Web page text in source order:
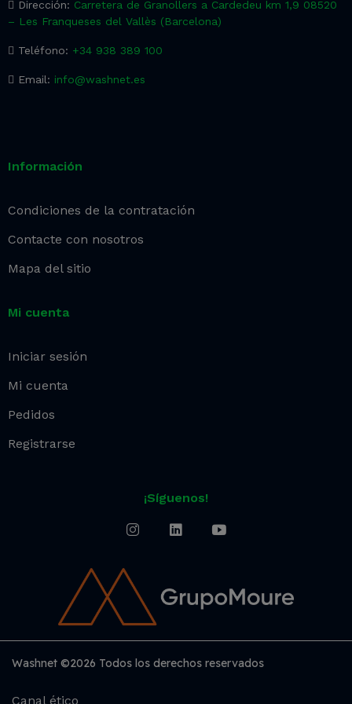
Dirección: Carretera de Granollers a Cardedeu km 1,9 08520
– Les Franqueses del Vallès (Barcelona)
Teléfono: +34 938 389 100
Email: info@washnet.es
Información
Condiciones de la contratación
Contacte con nosotros
Mapa del sitio
Mi cuenta
Iniciar sesión
Mi cuenta
Pedidos
Registrarse
¡Síguenos!
Washnet ©2026 Todos los derechos reservados
Canal ético